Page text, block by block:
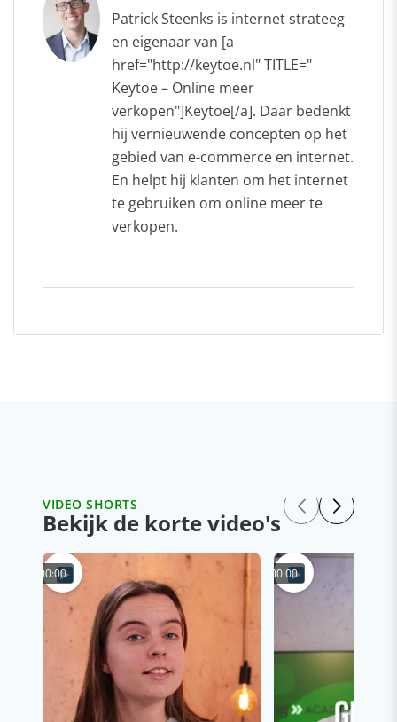
Patrick Steenks is internet strateeg
en eigenaar van [a
href="http://keytoe.nl" TITLE="
Keytoe – Online meer
verkopen"]Keytoe[/a]. Daar bedenkt
hij vernieuwende concepten op het
gebied van e-commerce en internet.
En helpt hij klanten om het internet
te gebruiken om online meer te
verkopen.
VIDEO SHORTS
Bekijk de korte video's
00:00 00:00